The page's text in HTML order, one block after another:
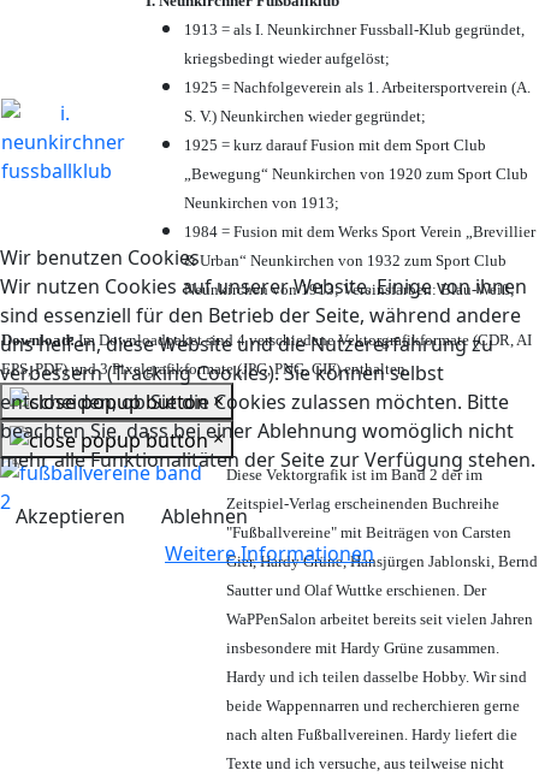
Wir benutzen Cookies
Wir nutzen Cookies auf unserer Website. Einige von ihnen
sind essenziell für den Betrieb der Seite, während andere
uns helfen, diese Website und die Nutzererfahrung zu
verbessern (Tracking Cookies). Sie können selbst
entscheiden, ob Sie die Cookies zulassen möchten. Bitte
beachten Sie, dass bei einer Ablehnung womöglich nicht
mehr alle Funktionalitäten der Seite zur Verfügung stehen.
Akzeptieren
Ablehnen
Weitere Informationen
1913 = als I. Neunkirchner Fussball-Klub gegründet,
kriegsbedingt wieder aufgelöst;
1925 = Nachfolgeverein als 1. Arbeitersportverein (A.
S. V.) Neunkirchen wieder gegründet;
1925 = kurz darauf Fusion mit dem Sport Club
„Bewegung“ Neunkirchen von 1920 zum Sport Club
Neunkirchen von 1913;
1984 = Fusion mit dem Werks Sport Verein „Brevillier
& Urban“ Neunkirchen von 1932 zum Sport Club
Neunkirchen von 1913; Vereinsfarben: Blau-Weiß;
Download:Im Downloadpaket sind 4 verschiedene Vektorgrafikformate (CDR, AI
EPS, PDF) und 3 Pixelgrafikformate (JPG, PNG, GIF) enthalten.
×
×
Diese Vektorgrafik ist im Band 2 der im
Zeitspiel-Verlag erscheinenden Buchreihe
"Fußballvereine" mit Beiträgen von Carsten
Gier, Hardy Grüne, Hansjürgen Jablonski, Bernd
Sautter und Olaf Wuttke erschienen. Der
WaPPenSalon arbeitet bereits seit vielen Jahren
insbesondere mit Hardy Grüne zusammen.
Hardy und ich teilen dasselbe Hobby. Wir sind
beide Wappennarren und recherchieren gerne
nach alten Fußballvereinen. Hardy liefert die
Texte und ich versuche, aus teilweise nicht